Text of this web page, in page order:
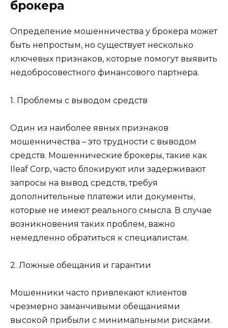
брокера
Определение мошенничества у брокера может
быть непростым, но существует несколько
ключевых признаков, которые помогут выявить
недобросовестного финансового партнера.
1. Проблемы с выводом средств
Один из наиболее явных признаков
мошенничества – это трудности с выводом
средств. Мошеннические брокеры, такие как
Ileaf Corp, часто блокируют или задерживают
запросы на вывод средств, требуя
дополнительные платежи или документы,
которые не имеют реального смысла. В случае
возникновения таких проблем, важно
немедленно обратиться к специалистам.
2. Ложные обещания и гарантии
Мошенники часто привлекают клиентов
чрезмерно заманчивыми обещаниями
высокой прибыли с минимальными рисками.